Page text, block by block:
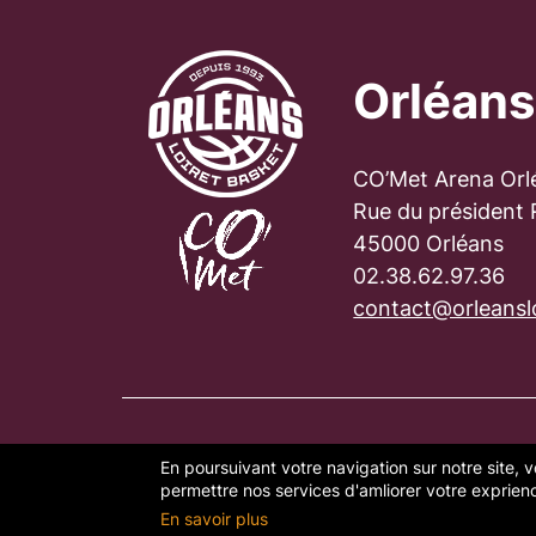
En poursuivant votre navigation sur notre site,
permettre nos services d'amliorer votre
En savoir plus
CO’Met Arena
Rue du président
45000 Orléans
02.38.62.97.36
PLAN DU SITE FAQ